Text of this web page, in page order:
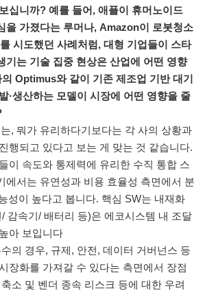
십니까? 예를 들어, 애플이 휴머노이드
을 가졌다는 루머나, Amazon이 로봇청소
시도했던 사례처럼, 대형 기업들이 스타
기는 기술 집중 현상은 산업에 어떤 영향
Optimus와 같이 기존 제조업 기반 대기
·생산하는 모델이 시장에 어떤 영향을 줄
, 뭐가 유리하다기보다는 각 사의 상황과
행되고 있다고 보는 게 맞는 것 같습니다.
이 속도와 통제력에 유리한 수직 통합 스
에서는 유연성과 비용 효율성 측면에서 분
성이 높다고 봅니다. 핵심 SW는 내재화
감속기/ 배터리 등)은 에코시스템 내 조달
아 보입니다
의 경우, 규제, 안전, 데이터 거버넌스 등
장화를 가져갈 수 있다는 측면에서 장점
소 및 벤더 종속 리스크 등에 대한 우려